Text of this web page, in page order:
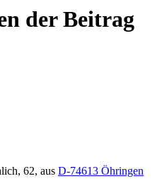
der Beitrag
62, aus D-74613 Öhringen